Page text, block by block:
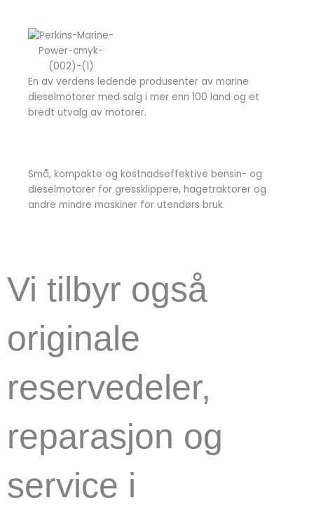
En av verdens ledende produsenter av marine
dieselmotorer med salg i mer enn 100 land og et
bredt utvalg av motorer.
Små, kompakte og kostnadseffektive bensin- og
dieselmotorer for gressklippere, hagetraktorer og
andre mindre maskiner for utendørs bruk.
Vi tilbyr også
originale
reservedeler,
reparasjon og
service i